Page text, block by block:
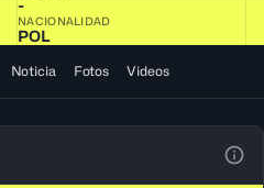
-
NACIONALIDAD
POL
Noticia Fotos Videos